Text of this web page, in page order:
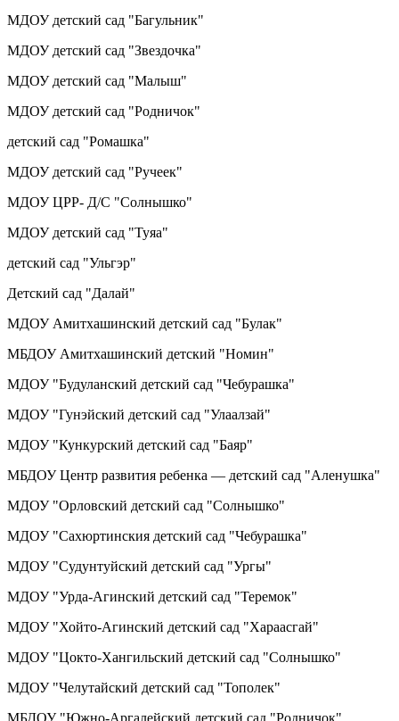
МДОУ детский сад "Багульник"
МДОУ детский сад "Звездочка"
МДОУ детский сад "Малыш"
МДОУ детский сад "Родничок"
детский сад "Ромашка"
МДОУ детский сад "Ручеек"
МДОУ ЦРР- Д/С "Солнышко"
МДОУ детский сад "Туяа"
детский сад "Ульгэр"
Детский сад "Далай"
МДОУ Амитхашинский детский сад "Булак"
МБДОУ Амитхашинский детский "Номин"
МДОУ "Будуланский детский сад "Чебурашка"
МДОУ "Гунэйский детский сад "Улаалзай"
МДОУ "Кункурский детский сад "Баяр"
МБДОУ Центр развития ребенка — детский сад "Аленушка"
МДОУ "Орловский детский сад "Солнышко"
МДОУ "Сахюртинския детский сад "Чебурашка"
МДОУ "Судунтуйский детский сад "Ургы"
МДОУ "Урда-Агинский детский сад "Теремок"
МДОУ "Хойто-Агинский детский сад "Хараасгай"
МДОУ "Цокто-Хангильский детский сад "Солнышко"
МДОУ "Челутайский детский сад "Тополек"
МБДОУ "Южно-Аргалейский детский сад "Родничок"